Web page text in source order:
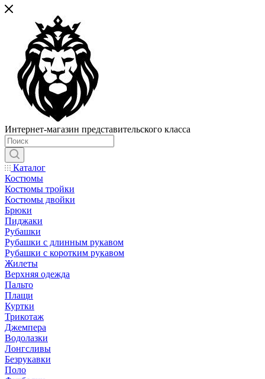
Интернет-магазин представительского класса
Каталог
Костюмы
Костюмы тройки
Костюмы двойки
Брюки
Пиджаки
Рубашки
Рубашки с длинным рукавом
Рубашки с коротким рукавом
Жилеты
Верхняя одежда
Пальто
Плащи
Куртки
Трикотаж
Джемпера
Водолазки
Лонгсливы
Безрукавки
Поло